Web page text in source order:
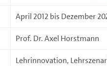
April 2012 bis Dezember
Prof. Dr. Axel Horstmann
Lehrinnovation,